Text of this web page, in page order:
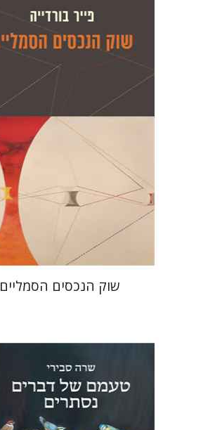
פייר בורדייה
ז'יזל ספירו
אמוץ גלעדי
ז'יזל ספירו
אמוץ גלעדי
הנחת אתר ספר מודפס
$31
שוק הנכסים הסמליים
שרה סבירי